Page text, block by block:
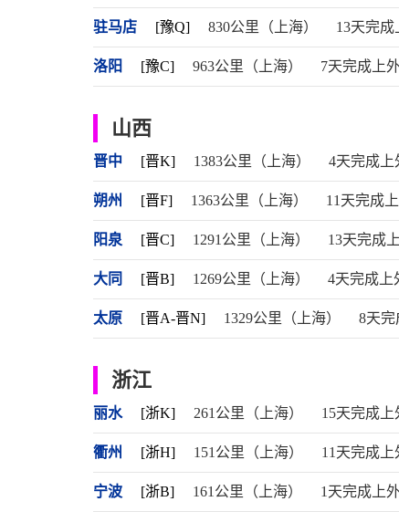
驻马店 [豫Q] 830公里（上海） 13天完成
洛阳 [豫C] 963公里（上海） 7天完成上
山西
晋中 [晋K] 1383公里（上海） 4天完成上
朔州 [晋F] 1363公里（上海） 11天完成
阳泉 [晋C] 1291公里（上海） 13天完成
大同 [晋B] 1269公里（上海） 4天完成上
太原 [晋A-晋N] 1329公里（上海） 8天完
浙江
丽水 [浙K] 261公里（上海） 15天完成上
衢州 [浙H] 151公里（上海） 11天完成上
宁波 [浙B] 161公里（上海） 1天完成上